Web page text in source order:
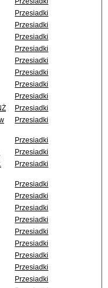
Przesiadki
Przesiadki
Przesiadki
Przesiadki
Przesiadki
Przesiadki
Przesiadki
Przesiadki
Przesiadki
Przesiadki
Przesiadki
Przesiadki
Przesiadki
Przesiadki
Przesiadki
Przesiadki
Przesiadki
Przesiadki
Przesiadki
Przesiadki
Przesiadki
Przesiadki